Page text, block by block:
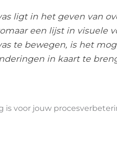
ligt in het geven van
een lijst in visuele
te bewegen, is het
in kaart te
voor jouw